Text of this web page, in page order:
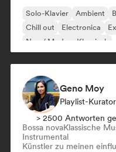
Solo-Klavier Ambient
Chill out
Electronica
Neo / Modern Klassisch
Geno Moy
Playlist-Kurator
> 2500 Antworten
Bossa novaKlassische
Instrumental
Künstler zu meinen